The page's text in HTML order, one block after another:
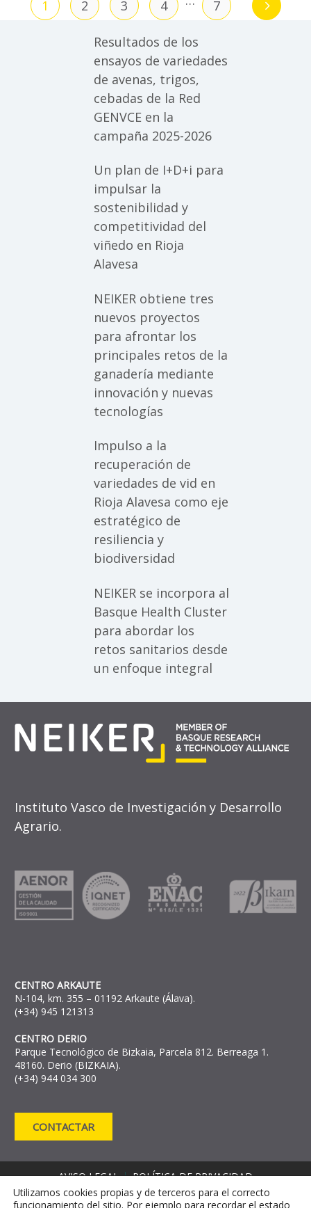
1 2 3 4 7
Resultados de los
ensayos de variedades
de avenas, trigos,
cebadas de la Red
GENVCE en la
campaña 2025-2026
Un plan de I+D+i para
impulsar la
sostenibilidad y
competitividad del
viñedo en Rioja
Alavesa
NEIKER obtiene tres
nuevos proyectos
para afrontar los
principales retos de la
ganadería mediante
innovación y nuevas
tecnologías
Impulso a la
recuperación de
variedades de vid en
Rioja Alavesa como eje
estratégico de
resiliencia y
biodiversidad
NEIKER se incorpora al
Basque Health Cluster
para abordar los
retos sanitarios desde
un enfoque integral
Instituto Vasco de Investigación y Desarrollo
Agrario.
CENTRO ARKAUTE
N-104, km. 355 – 01192 Arkaute (Álava).
(+34) 945 121313
CENTRO DERIO
Parque Tecnológico de Bizkaia, Parcela 812. Berreaga 1.
48160. Derio (BIZKAIA).
(+34) 944 034 300
CONTACTAR
AVISO LEGAL
POLÍTICA DE PRIVACIDAD
POLÍTICA DE COOKIES
Utilizamos cookies propias y de terceros para el correcto
funcionamiento del sitio. Por ejemplo para recordar el estado